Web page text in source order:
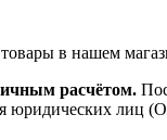
в нашем
расчётом.
лиц